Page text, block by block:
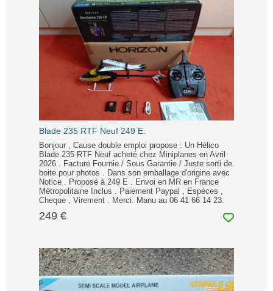
Blade 235 RTF Neuf 249 E.
Bonjour , Cause double emploi propose : Un Hélico
Blade 235 RTF Neuf acheté chez Miniplanes en Avril
2026 . Facture Fournie / Sous Garantie / Juste sorti de
boite pour photos . Dans son emballage d'origine avec
Notice . Proposé à 249 E . Envoi en MR en France
Métropolitaine Inclus . Paiement Paypal , Espèces ,
Cheque , Virement . Merci. Manu au 06 41 66 14 23.
249 €